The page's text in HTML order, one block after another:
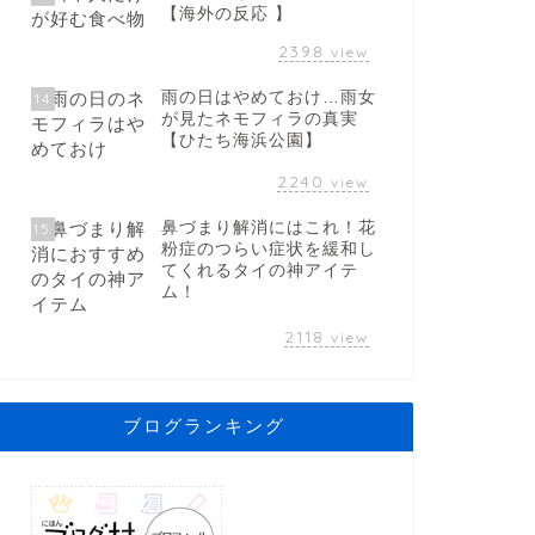
【海外の反応 】
2398 view
14
雨の日はやめておけ…雨女
が見たネモフィラの真実
【ひたち海浜公園】
2240 view
15
鼻づまり解消にはこれ！花
粉症のつらい症状を緩和し
てくれるタイの神アイテ
ム！
2118 view
ブログランキング